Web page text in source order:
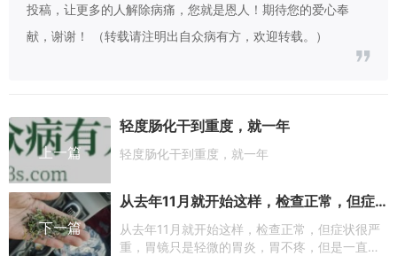
投稿，让更多的人解除病痛，您就是恩人！期待您的爱心奉
献，谢谢！ （转载请注明出自众病有方，欢迎转载。）
上一篇
轻度肠化干到重度，就一年
轻度肠化干到重度，就一年
下一篇
从去年11月就开始这样，检查正常，但症状很严重，胃镜只是轻微的胃炎，胃不疼，但是一直有食物发酵气体的难受感，打出来就好一些，还一直打空嗝，各种药吃了都没效果
从去年11月就开始这样，检查正常，但症状很严
重，胃镜只是轻微的胃炎，胃不疼，但是一直有